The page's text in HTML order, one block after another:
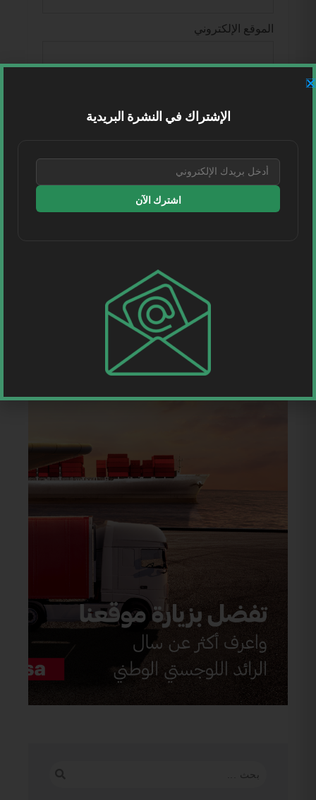
الموقع الإلكتروني
المقبلة في تعليقي.الإشتراك في النشرة البريدية
اشترك الآن